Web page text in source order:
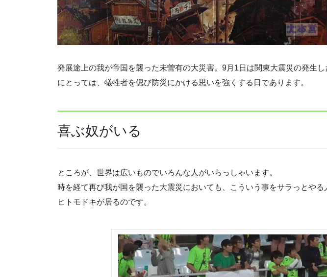
発展途上の我が帝国を襲った未曽有の大災害。9月1日は関東大震災の発生
にとっては、犠牲者を偲び防災にかける思いを強くする日であります。
喜ぶ奴がいる
ところが、世界は広いものでいろんな人がいらっしゃいます。
時を経て再び我が国を襲った大震災においても、こういう事をサラっとや
ヒトモドキが居るのです。